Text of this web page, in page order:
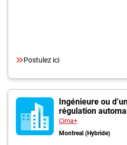
Postulez ici
Ingénieure ou
régulation
Cima+
Montreal (Hybride)